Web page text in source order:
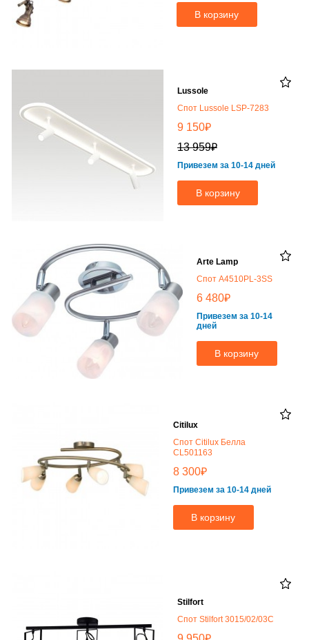
В корзину
Lussole
Спот Lussole LSP-7283
9 150₽
13 959₽
Привезем за 10-14 дней
В корзину
Arte Lamp
Спот A4510PL-3SS
6 480₽
Привезем за 10-14
дней
В корзину
Citilux
Спот Citilux Белла
CL501163
8 300₽
Привезем за 10-14 дней
В корзину
Stilfort
Спот Stilfort 3015/02/03C